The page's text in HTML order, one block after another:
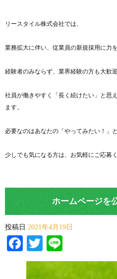
リースタイル株式会社では、
業務拡大に伴い、従業員の新規採用に力
経験者のみならず、業界経験の方も大歓迎
社員が働きやすく「長く続けたい」と思
ます。
必要なのはあなたの「やってみたい！」
少しでも気になる方は、お気軽にご応募
ホームページを
投稿日 2021年4月19日
Facebook
Twitter